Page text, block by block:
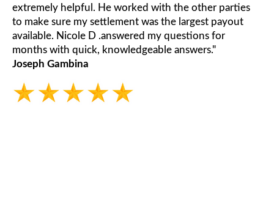
extremely helpful. He worked with the other parties
to make sure my settlement was the largest payout
available. Nicole D .answered my questions for
months with quick, knowledgeable answers."
Joseph Gambina